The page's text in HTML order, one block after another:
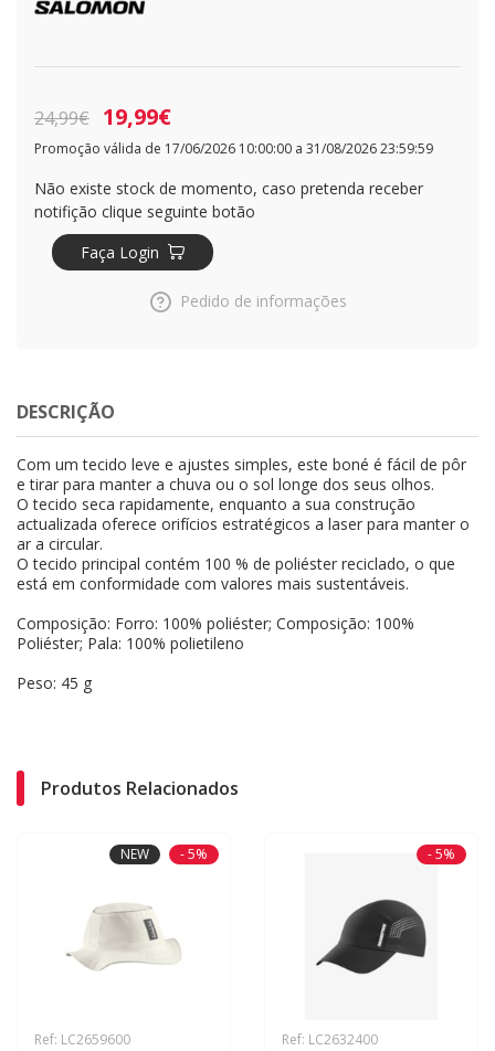
24,99€ 19,99€
Promoção válida de 17/06/2026 10:00:00 a 31/08/2026 23:59:59
Não existe stock de momento, caso pretenda receber
notifição clique seguinte botão
Faça Login
Pedido de informações
DESCRIÇÃO
Com um tecido leve e ajustes simples, este boné é fácil de pôr
e tirar para manter a chuva ou o sol longe dos seus olhos.
O tecido seca rapidamente, enquanto a sua construção
actualizada oferece orifícios estratégicos a laser para manter o
ar a circular.
O tecido principal contém 100 % de poliéster reciclado, o que
está em conformidade com valores mais sustentáveis.
Composição: Forro: 100% poliéster; Composição: 100%
Poliéster; Pala: 100% polietileno
Peso: 45 g
Produtos Relacionados
NEW - 5%
Ref: LC2659600
- 5%
Ref: LC2632400